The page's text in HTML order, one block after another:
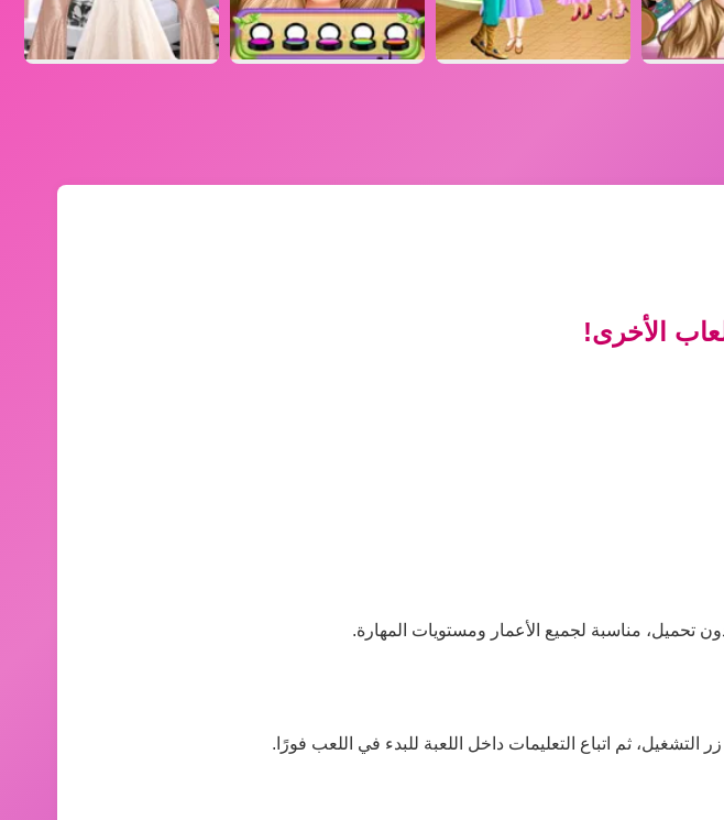
الأخرى!
تحميل، مناسبة لجميع الأعمار ومستويات المهارة.
ثم اتباع التعليمات داخل اللعبة للبدء في اللعب فورًا.